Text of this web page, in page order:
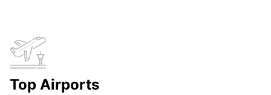
Top Airports